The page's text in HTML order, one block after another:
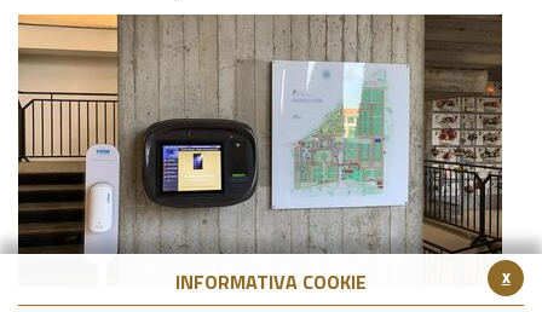
x
INFORMATIVA COOKIE